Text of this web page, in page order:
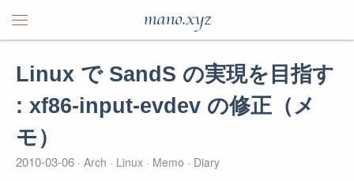
mano.xyz
Linux で SandS の実現を目指す
: xf86-input-evdev の修正（メ
モ）
2010-03-06 Arch Linux Memo Diary